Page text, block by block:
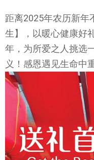
距离2025年农历新年
生】，以暖心健康好
年，为所爱之人挑选
义！感恩遇见生命中